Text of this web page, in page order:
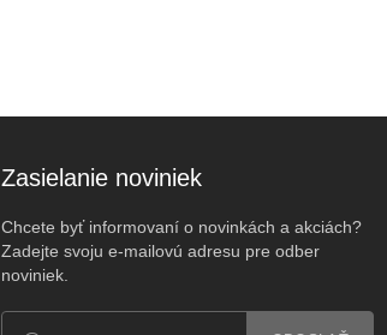
Zasielanie noviniek
Chcete byť informovaní o novinkách a akciách?
Zadejte svoju e-mailovú adresu pre odber
noviniek.